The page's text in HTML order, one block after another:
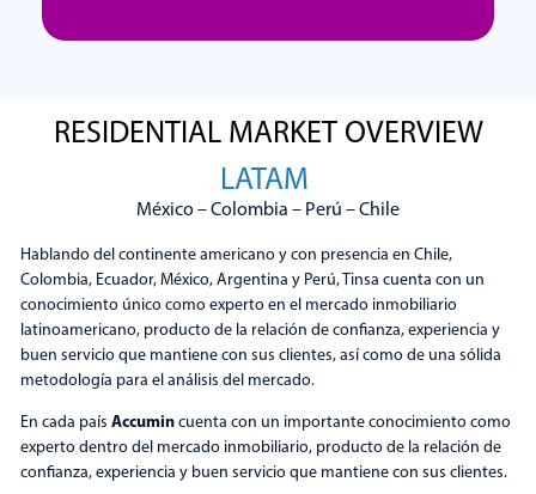
Posicionamiento de Bancos
RESIDENTIAL MARKET OVERVIEW
LATAM
México – Colombia – Perú – Chile
Hablando del continente americano y con presencia en Chile,
Colombia, Ecuador, México, Argentina y Perú, Tinsa cuenta con un
conocimiento único como experto en el mercado inmobiliario
latinoamericano, producto de la relación de confianza, experiencia y
buen servicio que mantiene con sus clientes, así como de una sólida
metodología para el análisis del mercado.
En cada país Accumincuenta con un importante conocimiento como
experto dentro del mercado inmobiliario, producto de la relación de
confianza, experiencia y buen servicio que mantiene con sus clientes.